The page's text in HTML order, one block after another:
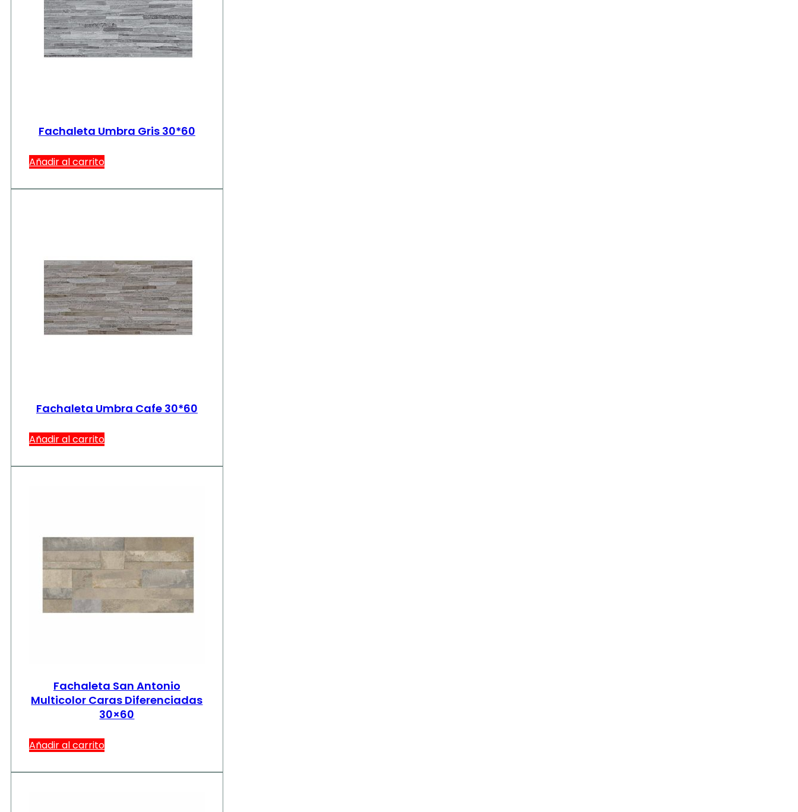
Fachaleta Umbra Gris 30*60
Añadir al carrito
Fachaleta Umbra Cafe 30*60
Añadir al carrito
Fachaleta San Antonio
Multicolor Caras Diferenciadas
30×60
Añadir al carrito